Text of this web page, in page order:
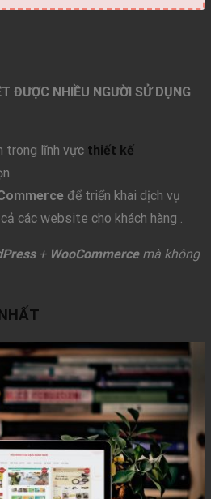
ĐƯỢC NHIỀU NGƯỜI SỬ DỤNG
trong lĩnh vực thiết kế
để triển khai dịch vụ
các website cho khách hàng .
+ WooCommercemà không